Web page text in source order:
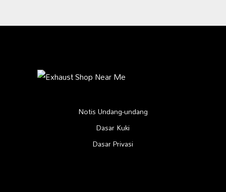
Notis Undang-undang
Dasar Kuki
Dasar Privasi